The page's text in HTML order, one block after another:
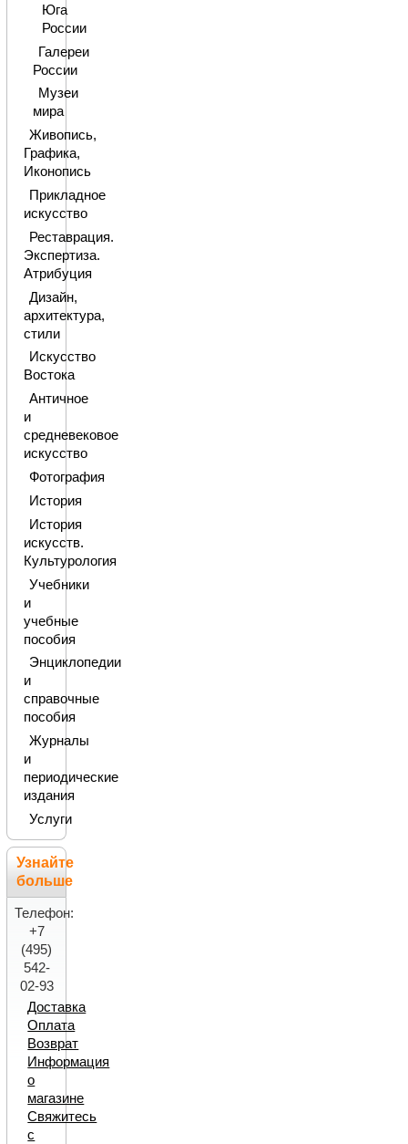
Юга
России
Галереи
России
Музеи
мира
Живопись,
Графика,
Иконопись
Прикладное
искусство
Реставрация.
Экспертиза.
Атрибуция
Дизайн,
архитектура,
стили
Искусство
Востока
Античное
и
средневековое
искусство
Фотография
История
История
искусств.
Культурология
Учебники
и
учебные
пособия
Энциклопедии
и
справочные
пособия
Журналы
и
периодические
издания
Услуги
Узнайте
больше
Телефон:
+7
(495)
542-
02-93
Доставка
Оплата
Возврат
Информация
о
магазине
Свяжитесь
с